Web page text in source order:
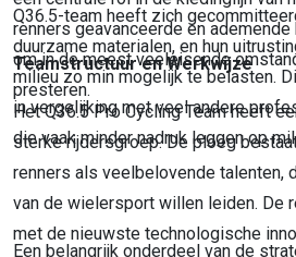
renners geavanceerde en
om in de meest veeleisende
presteren.
Q36.5-team heeft zich
duurzame materialen, en hun
milieu zo min mogelijk te belasten.
in vergelijking met veel andere
die vaak minder nadruk leggen op
Teamstructuur en Werkwijze
Het Q36.5 Pro Cycling Team heeft
sterke rijdersgroep. De ploeg
renners als veelbelovende talenten,
van de wielersport willen leiden. De
met de nieuwste technologische
Een belangrijk onderdeel van de